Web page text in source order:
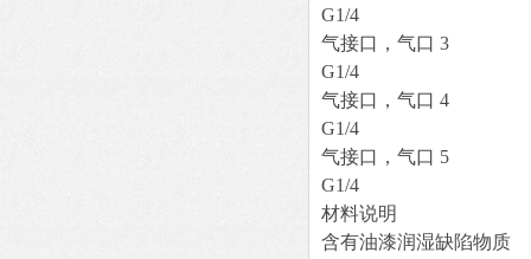
G1/4
气接口，气口 3
G1/4
气接口，气口 4
G1/4
气接口，气口 5
G1/4
材料说明
含有油漆润湿缺陷物质